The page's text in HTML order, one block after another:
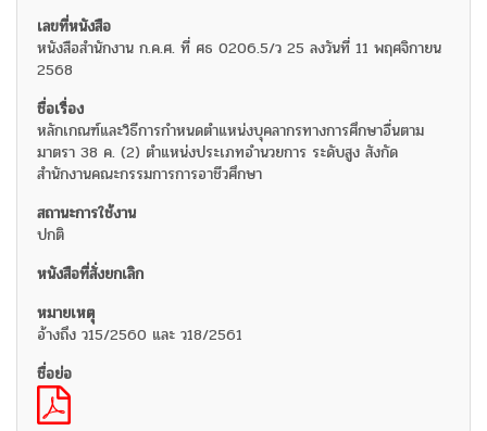
หนังสือสำนักงาน ก.ค.ศ. ที่ ศธ 0206.5/ว 25 ลงวันที่ 11 พฤศจิกายน
2568
หลักเกณฑ์และวิธีการกำหนดตำแหน่งบุคลากรทางการศึกษาอื่นตาม
มาตรา 38 ค. (2) ตำแหน่งประเภทอำนวยการ ระดับสูง สังกัด
สำนักงานคณะกรรมการการอาชีวศึกษา
ปกติ
อ้างถึง ว15/2560 และ ว18/2561